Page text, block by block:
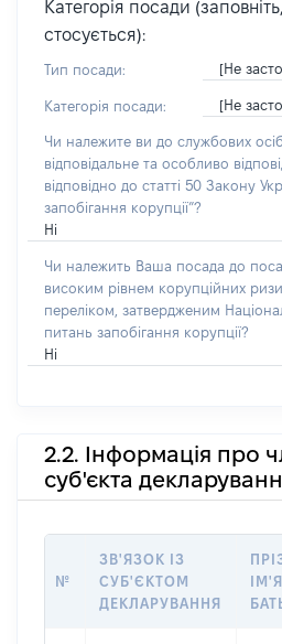
Категорія посади
стосується):
Тип посади: [Не
Категорія посади: [Не
Чи належите ви до службових
відповідальне та особливо
відповідно до статті 50 Закону
запобігання корупції”?
Ні
Чи належить Ваша посада до
високим рівнем корупційних
переліком, затвердженим
питань запобігання корупції?
Ні
2.2. Інформація про
суб'єкта
№
ЗВ'ЯЗОК ІЗ
СУБ'ЄКТОМ
ДЕКЛАРУВАННЯ